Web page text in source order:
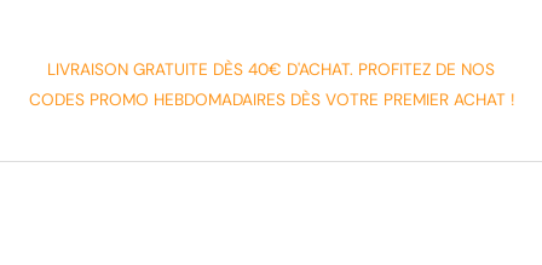
LIVRAISON GRATUITE DÈS 40€ D'ACHAT. PROFITEZ DE NOS
CODES PROMO HEBDOMADAIRES DÈS VOTRE PREMIER ACHAT !